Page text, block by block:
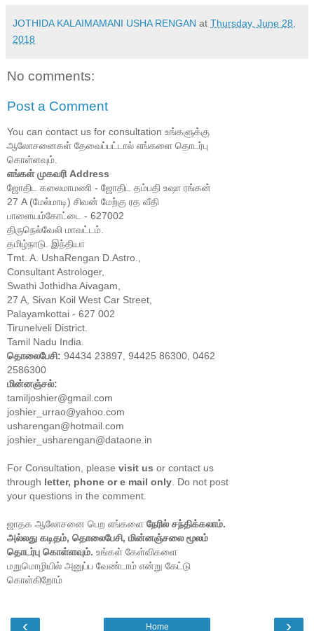
JOTHIDA KALAIMAMANI USHA RENGAN at Thursday, June 28,
2018
No comments:
Post a Comment
You can contact us for consultation உங்களுக்கு
ஆலோசனைகள் தேவைப்பட்டால் எங்களை தொடர்பு
கொள்ளவும்.
எங்கள் முகவரி Address
ஜோதிட கலைமாமணி - ஜோதிட தம்பதி உஷா ரங்கன்
27 A (மேல்மாடி) சிவன் மேற்கு ரத வீதி
பாளையம்கோட்டை - 627002
திருநெல்வேலி மாவட்டம்.
தமிழ்நாடு. இந்தியா
Tmt. A. UshaRengan D.Astro.,
Consultant Astrologer,
Swathi Jothidha Aivagam,
27 A, Sivan Koil West Car Street,
Palayamkottai - 627 002
Tirunelveli District.
Tamil Nadu India.
தொலைபேசி: 94434 23897, 94425 86300, 0462
2586300
மின்னஞ்சல்:
tamiljoshier@gmail.com
joshier_urrao@yahoo.com
usharengan@hotmail.com
joshier_usharengan@dataone.in
For Consultation, please visit us or contact us
through letter, phone or e mail only . Do not post
your questions in the comment.
ஜாதக ஆலோசனை பெற எங்களை நேரில் சந்திக்கலாம்.
அல்லது கடிதம், தொலைபேசி, மின்னஞ்சலை மூலம்
தொடர்பு கொள்ளவும். உங்கள் கேள்விகளை
மறுமொழியில் அனுப்ப வேண்டாம் என்று கேட்டு
கொள்கிறோம்
‹ ›
Home